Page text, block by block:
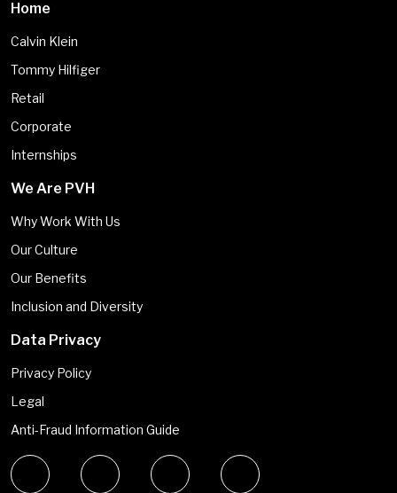
Home
Calvin Klein
Tommy Hilfiger
Retail
Corporate
Internships
We Are PVH
Why Work With Us
Our Culture
Our Benefits
Inclusion and Diversity
Data Privacy
Privacy Policy
Legal
Anti-Fraud Information Guide